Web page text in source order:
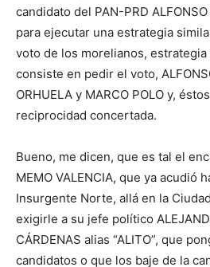
candidato del PAN-PRD
para ejecutar una estrategia
voto de los morelianos,
consiste en pedir el voto,
ORHUELA y MARCO POLO y,
reciprocidad concertada.
Bueno, me dicen, que es tal el
MEMO VALENCIA, que ya acudió
Insurgente Norte, allá en la
exigirle a su jefe político
CÁRDENAS alias “ALITO”, que
candidatos o que los baje de la